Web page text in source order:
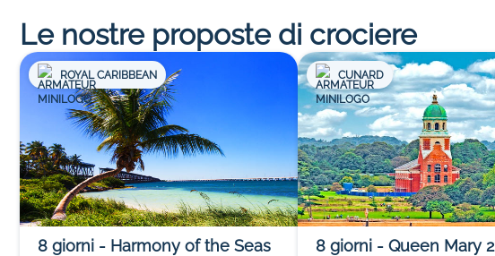
Le nostre proposte di crociere
ROYAL CARIBBEAN
8 giorni - Harmony of the Seas
CUNARD
8 giorni - Queen Mary 2